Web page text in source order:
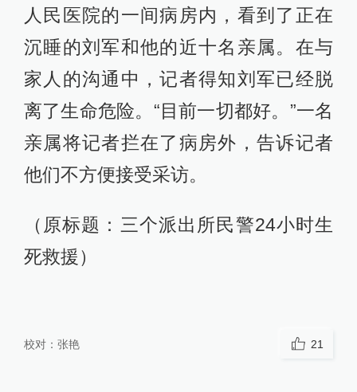
人民医院的一间病房内，看到了正在
沉睡的刘军和他的近十名亲属。在与
家人的沟通中，记者得知刘军已经脱
离了生命危险。“目前一切都好。”一名
亲属将记者拦在了病房外，告诉记者
他们不方便接受采访。
（原标题：三个派出所民警24小时生
死救援）
校对： 张艳 21